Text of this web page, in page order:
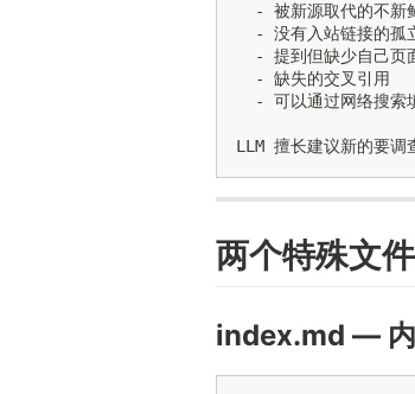
- 被新源取代的不新
- 没有入站链接的孤
- 提到但缺少自己页
  - 缺失的交叉引用
- 可以通过网络搜索
两个特殊文件
index.md — 内